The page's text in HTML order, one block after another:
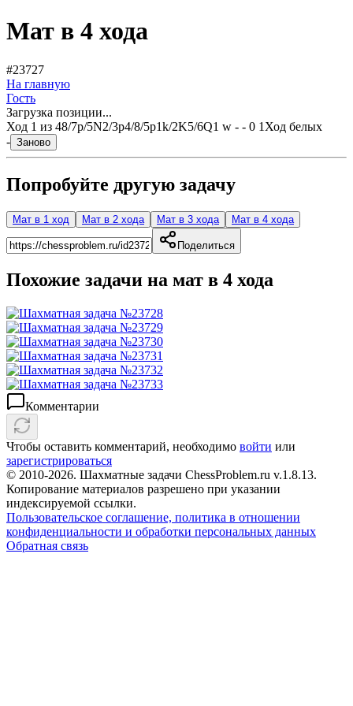
Мат в 4 хода
#23727
На главную
Гость
Загрузка позиции...
Ход 1 из 48/7p/5N2/3p4/8/5p1k/2K5/6Q1 w - - 0 1 Ход белых
- Заново
Попробуйте другую задачу
Мат в 1 ход Мат в 2 хода Мат в 3 хода Мат в 4 хода
Поделиться
Похожие задачи на мат в 4 хода
Комментарии
Чтобы оставить комментарий, необходимо войти или
зарегистрироваться
© 2010-2026. Шахматные задачи ChessProblem.ru v.1.8.13.
Копирование материалов разрешено при указании
индексируемой ссылки.
Пользовательское соглашение, политика в отношении
конфиденциальности и обработки персональных данных
Обратная связь